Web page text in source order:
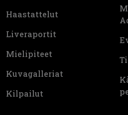
Haastattelut
Liveraportit
Mielipiteet
Kuvagalleriat
Kilpailut